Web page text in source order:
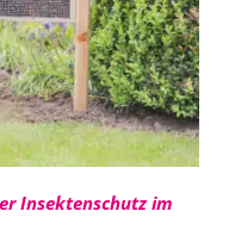
Insektenschutz im